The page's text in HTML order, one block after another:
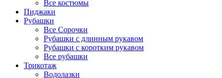
Все костюмы
Пиджаки
Рубашки
Все Сорочки
Рубашки с длинным рукавом
Рубашки с коротким рукавом
Все рубашки
Трикотаж
Водолазки